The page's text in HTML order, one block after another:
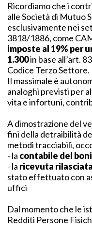
Ricordiamo che i
alle Società di Mutuo
esclusivamente nei
3818/1886, come
imposte al 19% per
1.300in base all’art.
Codice Terzo Settore.
Il massimale è
analoghi previsti per
vita e infortuni,
A dimostrazione del
fini della detraibilità
metodi tracciabili,
- la contabile del
- la ricevuta
stato effettuato con
uffici
Dal momento che le
Redditi Persone